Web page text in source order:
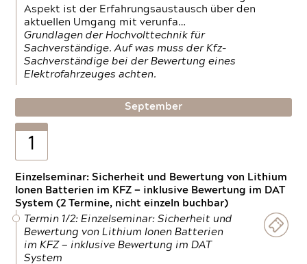
Aspekt ist der Erfahrungsaustausch über den
aktuellen Umgang mit verunfa…
Grundlagen der Hochvolttechnik für
Sachverständige. Auf was muss der Kfz-
Sachverständige bei der Bewertung eines
Elektrofahrzeuges achten.
September
1
Einzelseminar: Sicherheit und Bewertung von Lithium
Ionen Batterien im KFZ — inklusive Bewertung im DAT
System (2 Termine, nicht einzeln buchbar)
Termin 1/2: Einzelseminar: Sicherheit und
Bewertung von Lithium Ionen Batterien
im KFZ — inklusive Bewertung im DAT
System